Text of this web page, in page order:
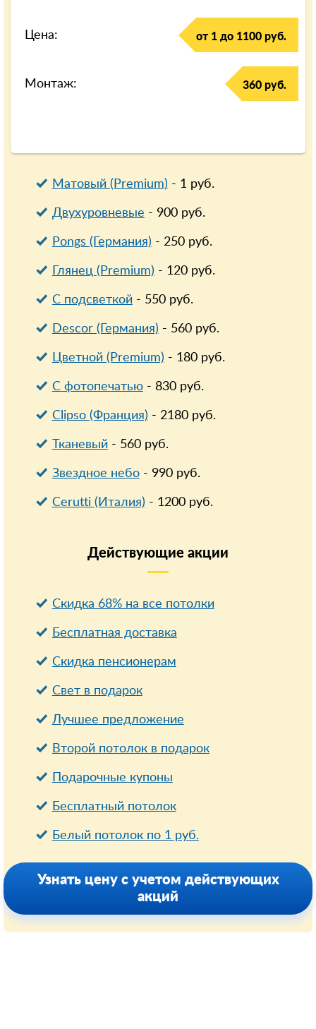
Цена: от 1 до 1100 руб.
Монтаж: 360 руб.
Матовый (Premium) - 1руб.
Двухуровневые - 900руб.
Pongs (Германия) - 250руб.
Глянец (Premium) - 120руб.
С подсветкой- 550руб.
Descor (Германия) - 560руб.
Цветной (Premium) - 180руб.
С фотопечатью- 830руб.
Clipso (Франция) - 2180руб.
Тканевый- 560руб.
Звездное небо- 990руб.
Cerutti (Италия) - 1200руб.
Действующие акции
Скидка 68% на все потолки
Бесплатная доставка
Cкидка пенсионерам
Свет в подарок
Лучшее предложение
Второй потолок в подарок
Подарочные купоны
Бесплатный потолок
Белый потолок по 1 руб.
Узнать цену с учетом действующих
акций